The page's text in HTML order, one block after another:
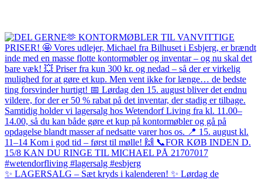
✨ LAGERSALG – Sæt kryds i kalenderen! ✨ Lørdag de